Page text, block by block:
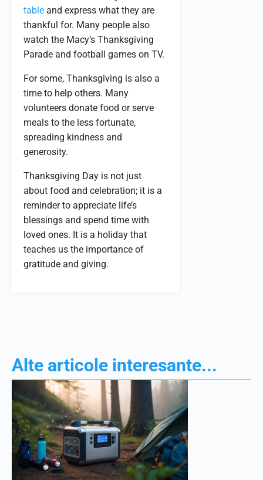
table and express what they are
thankful for. Many people also
watch the Macy’s Thanksgiving
Parade and football games on TV.
For some, Thanksgiving is also a
time to help others. Many
volunteers donate food or serve
meals to the less fortunate,
spreading kindness and
generosity.
Thanksgiving Day is not just
about food and celebration; it is a
reminder to appreciate life’s
blessings and spend time with
loved ones. It is a holiday that
teaches us the importance of
gratitude and giving.
Alte articole interesante...